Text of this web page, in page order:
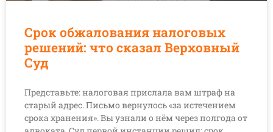
Срок обжалования налоговых
решений: что сказал Верховный
Суд
Представьте: налоговая прислала вам штраф на
старый адрес. Письмо вернулось «за истечением
срока хранения». Вы узнали о нём через полгода от